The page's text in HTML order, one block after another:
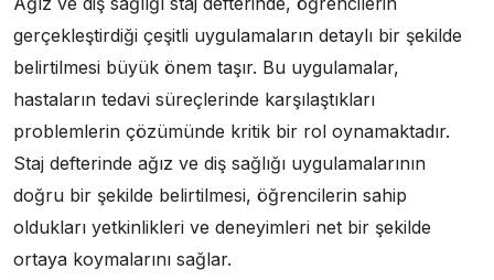
gerçekleştirdiği çeşitli uygulamaların detaylı bir şekilde
belirtilmesi büyük önem taşır. Bu uygulamalar,
hastaların tedavi süreçlerinde karşılaştıkları
problemlerin çözümünde kritik bir rol oynamaktadır.
Staj defterinde ağız ve diş sağlığı uygulamalarının
doğru bir şekilde belirtilmesi, öğrencilerin sahip
oldukları yetkinlikleri ve deneyimleri net bir şekilde
ortaya koymalarını sağlar.